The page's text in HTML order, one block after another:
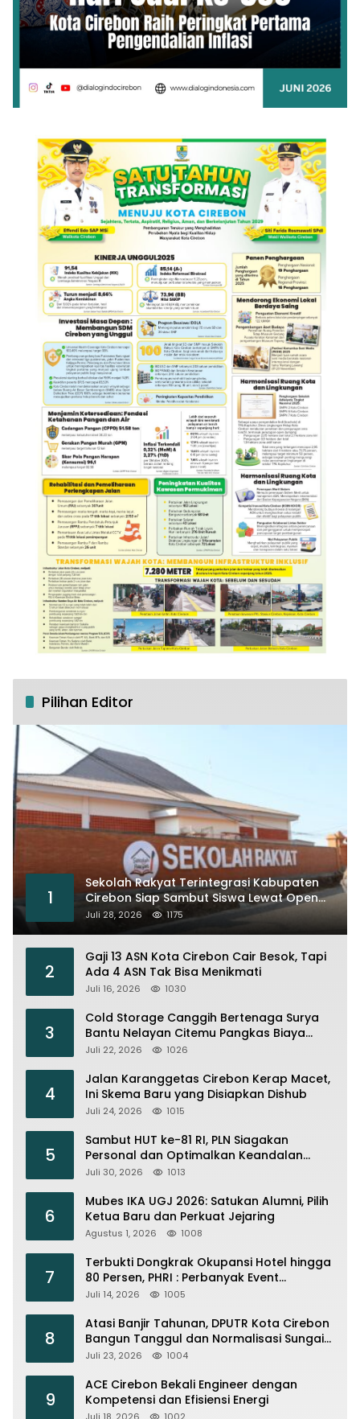
Pilihan Editor
1
Sekolah Rakyat Terintegrasi Kabupaten
Cirebon Siap Sambut Siswa Lewat Open
House dan MPLS
Juli 28, 2026 1175
2
Gaji 13 ASN Kota Cirebon Cair Besok, Tapi
Ada 4 ASN Tak Bisa Menikmati
Juli 16, 2026 1030
3
Cold Storage Canggih Bertenaga Surya
Bantu Nelayan Citemu Pangkas Biaya
Operasional
Juli 22, 2026 1026
4
Jalan Karanggetas Cirebon Kerap Macet,
Ini Skema Baru yang Disiapkan Dishub
Juli 24, 2026 1015
5
Sambut HUT ke-81 RI, PLN Siagakan
Personal dan Optimalkan Keandalan
Instalasi Transmisi
Juli 30, 2026 1013
6
Mubes IKA UGJ 2026: Satukan Alumni, Pilih
Ketua Baru dan Perkuat Jejaring
Agustus 1, 2026 1008
7
Terbukti Dongkrak Okupansi Hotel hingga
80 Persen, PHRI : Perbanyak Event
Olahraga di Cirebon
Juli 14, 2026 1005
8
Atasi Banjir Tahunan, DPUTR Kota Cirebon
Bangun Tanggul dan Normalisasi Sungai
Kijing
Juli 23, 2026 1004
9
ACE Cirebon Bekali Engineer dengan
Kompetensi dan Efisiensi Energi